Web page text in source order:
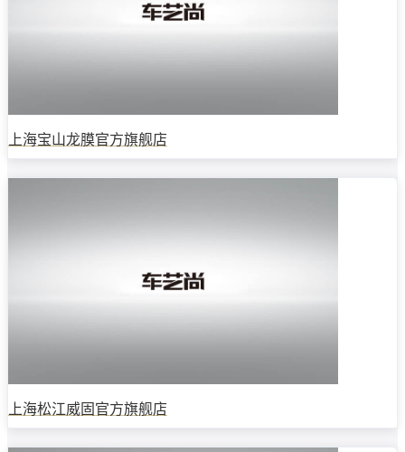
上海宝山龙膜官方旗舰店
上海松江威固官方旗舰店